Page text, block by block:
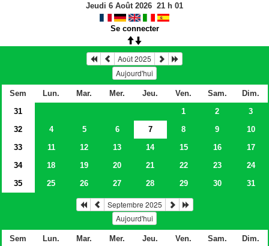
Jeudi 6 Août 2026 21 h 01
Se connecter
Août 2025
Aujourd'hui
Sem Lun. Mar. Mer. Jeu. Ven. Sam.
Dim.
31
1 2
3
32
4 5 6 7 8 9
10
33
11 12 13 14 15 16
17
34
18 19 20 21 22 23
24
35
25 26 27 28 29 30 31
Septembre 2025
Aujourd'hui
Sem Lun. Mar. Mer. Jeu. Ven. Sam.
Dim.